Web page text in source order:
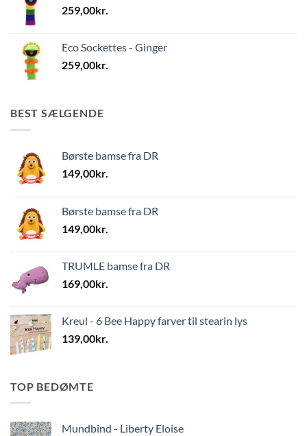
259,00kr.
Eco Sockettes - Ginger
259,00kr.
BEST SÆLGENDE
Børste bamse fra DR
149,00kr.
Børste bamse fra DR
149,00kr.
TRUMLE bamse fra DR
169,00kr.
Kreul - 6 Bee Happy farver til stearin lys
139,00kr.
TOP BEDØMTE
Mundbind - Liberty Eloise